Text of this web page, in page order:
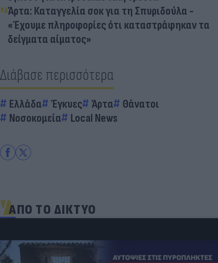
Άρτα: Καταγγελία σοκ για τη Σπυριδούλα -
«Έχουμε πληροφορίες ότι καταστράφηκαν τα
δείγματα αίματος»
Διάβασε περισσότερα
Ελλάδα Έγκυες Άρτα
Θάνατοι
Νοσοκομεία
Local News
ΑΠΟ ΤΟ ΔΙΚΤΥΟ